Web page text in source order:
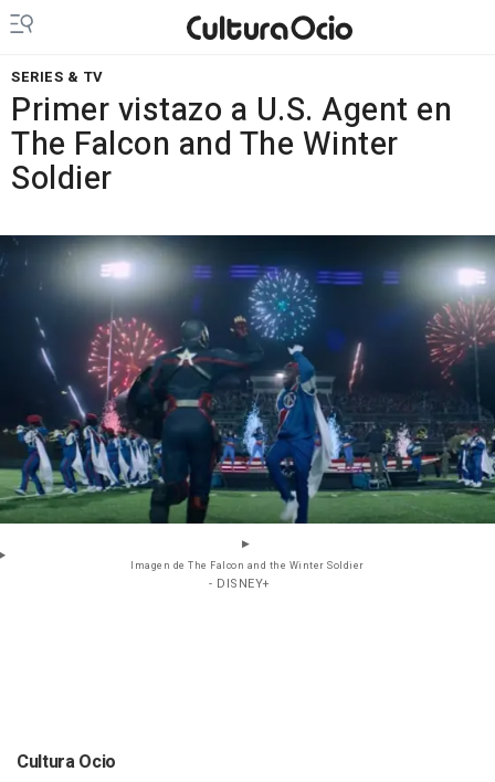
SERIES & TV
Primer vistazo a U.S. Agent en
The Falcon and The Winter
Soldier
Imagen de The Falcon and the Winter Soldier
- DISNEY+
Cultura Ocio